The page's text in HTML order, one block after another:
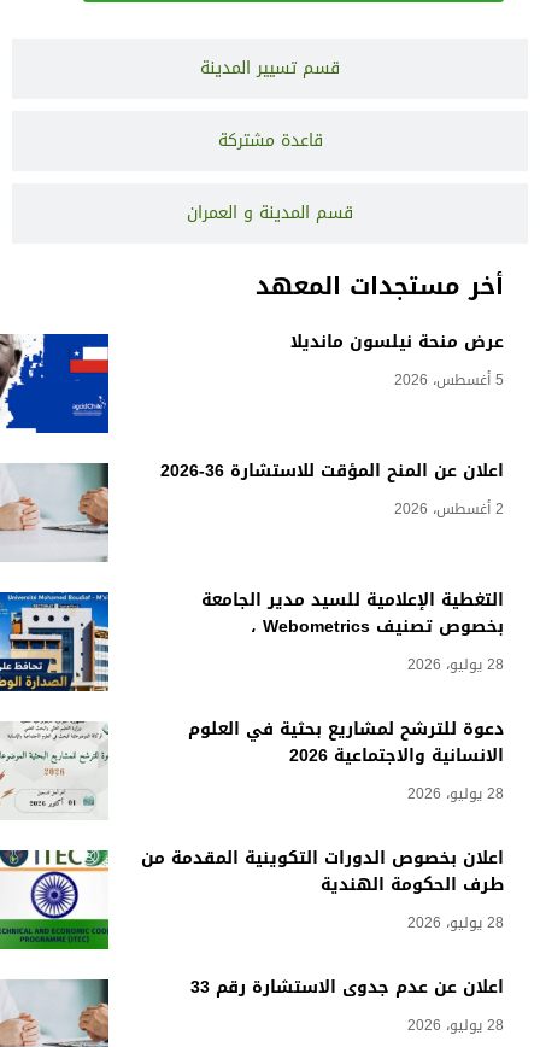
أخر مستجدات المعهد
عرض منحة نيلسون مانديلا
5 أغسطس، 2026
اعلان عن المنح المؤقت للاستشارة 36-2026
2 أغسطس، 2026
التغطية الإعلامية للسيد مدير الجامعة
بخصوص تصنيف Webometrics ،
28 يوليو، 2026
دعوة للترشح لمشاريع بحثية في العلوم
الانسانية والاجتماعية 2026
28 يوليو، 2026
اعلان بخصوص الدورات التكوينية المقدمة من
طرف الحكومة الهندية
28 يوليو، 2026
اعلان عن عدم جدوى الاستشارة رقم 33
28 يوليو، 2026
قسم تسيير المدينة
قاعدة مشتركة
قسم المدينة و العمران